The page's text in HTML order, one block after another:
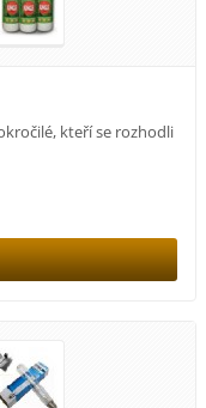
kteří se rozhodli